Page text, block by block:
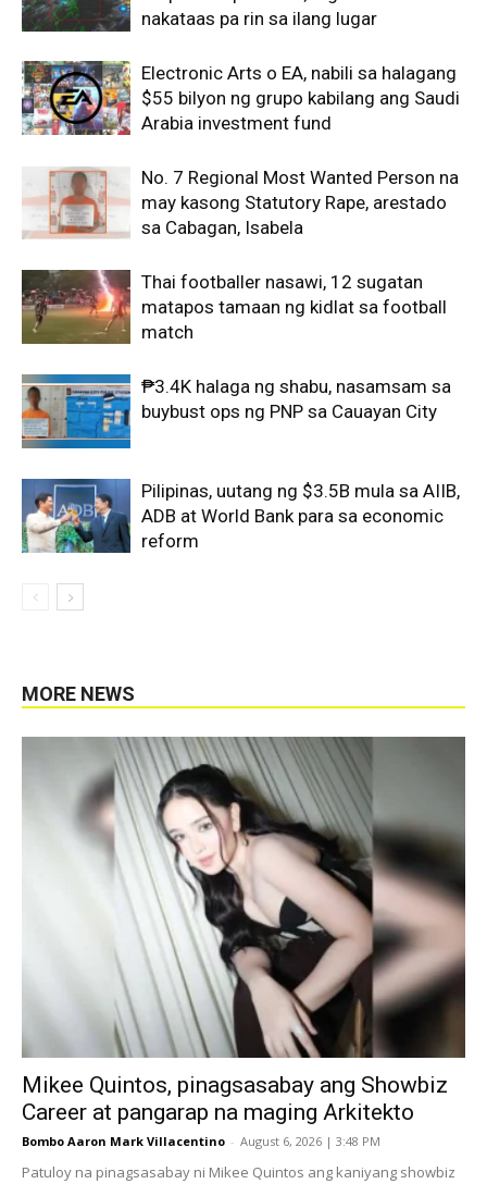
nakataas pa rin sa ilang lugar
Electronic Arts o EA, nabili sa halagang
$55 bilyon ng grupo kabilang ang Saudi
Arabia investment fund
No. 7 Regional Most Wanted Person na
may kasong Statutory Rape, arestado
sa Cabagan, Isabela
Thai footballer nasawi, 12 sugatan
matapos tamaan ng kidlat sa football
match
₱3.4K halaga ng shabu, nasamsam sa
buybust ops ng PNP sa Cauayan City
Pilipinas, uutang ng $3.5B mula sa AIIB,
ADB at World Bank para sa economic
reform
MORE NEWS
Mikee Quintos, pinagsasabay ang Showbiz
Career at pangarap na maging Arkitekto
Bombo Aaron Mark Villacentino - August 6, 2026 | 3:48 PM
Patuloy na pinagsasabay ni Mikee Quintos ang kaniyang showbiz